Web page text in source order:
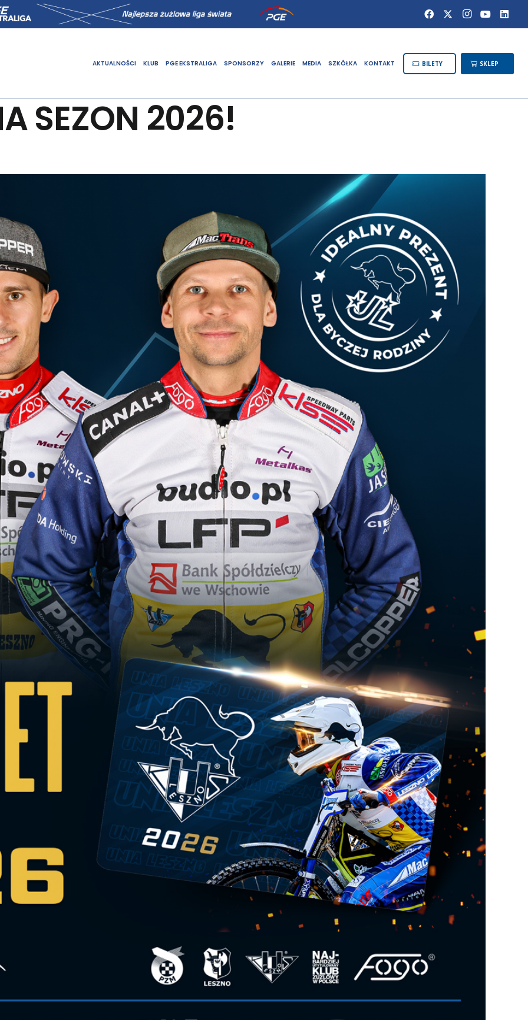
AKTUALNOŚCI KLUB PGE EKSTRALIGA SPONSORZY GALERIE MEDIA SZKÓŁKA KONTAKT BILETY SKLEP
SEZON 2026!